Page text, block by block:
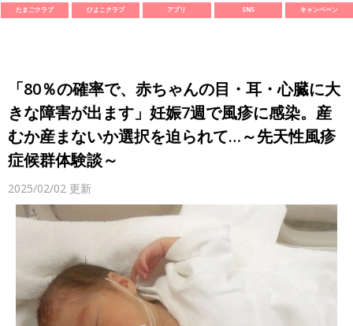
たまごクラブ ひよこクラブ アプリ SNS キャンペーン
「80％の確率で、赤ちゃんの目・耳・心臓に大
きな障害が出ます」妊娠7週で風疹に感染。産
むか産まないか選択を迫られて…～先天性風疹
症候群体験談～
2025/02/02 更新